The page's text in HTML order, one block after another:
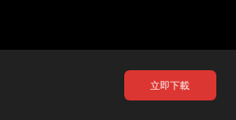
立即下載